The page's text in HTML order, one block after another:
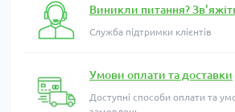
Виникли питання?
Служба підтримки клієнтів
Умови оплати та доставки
Доступні способи оплати та